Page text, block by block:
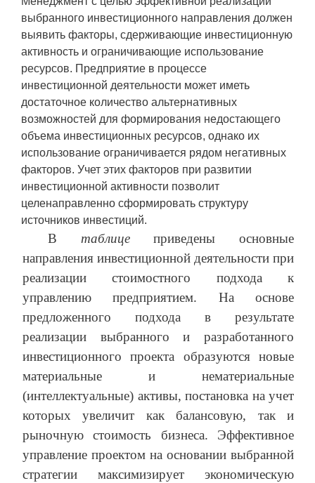
выбранного инвестиционного направления должен
выявить факторы, сдерживающие инвестиционную
активность и ограничивающие использование
ресурсов. Предприятие в процессе
инвестиционной деятельности может иметь
достаточное количество альтернативных
возможностей для формирования недостающего
объема инвестиционных ресурсов, однако их
использование ограничивается рядом негативных
факторов. Учет этих факторов при развитии
инвестиционной активности позволит
целенаправленно сформировать структуру
источников инвестиций.
В таблицеприведены основные
направления инвестиционной деятельности при
реализации стоимостного подхода к
управлению предприятием. На основе
предложенного подхода в результате
реализации выбранного и разработанного
инвестиционного проекта образуются новые
материальные и нематериальные
(интеллектуальные) активы, постановка на учет
которых увеличит как балансовую, так и
рыночную стоимость бизнеса. Эффективное
управление проектом на основании выбранной
стратегии максимизирует экономическую